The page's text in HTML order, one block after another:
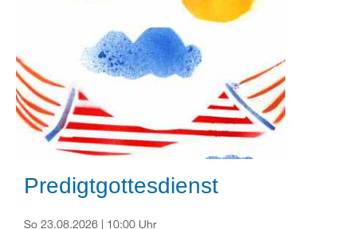
Predigtgottesdienst
So 23.08.2026 | 10:00 Uhr